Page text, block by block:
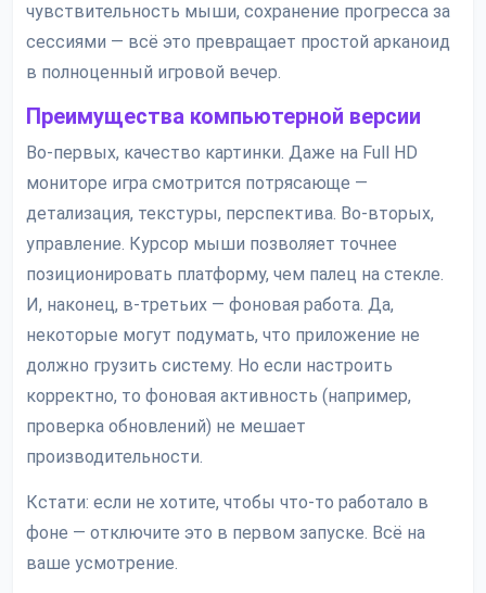
чувствительность мыши, сохранение прогресса за
сессиями — всё это превращает простой арканоид
в полноценный игровой вечер.
Преимущества компьютерной версии
Во-первых, качество картинки. Даже на Full HD
мониторе игра смотрится потрясающе —
детализация, текстуры, перспектива. Во-вторых,
управление. Курсор мыши позволяет точнее
позиционировать платформу, чем палец на стекле.
И, наконец, в-третьих — фоновая работа. Да,
некоторые могут подумать, что приложение не
должно грузить систему. Но если настроить
корректно, то фоновая активность (например,
проверка обновлений) не мешает
производительности.
Кстати: если не хотите, чтобы что-то работало в
фоне — отключите это в первом запуске. Всё на
ваше усмотрение.